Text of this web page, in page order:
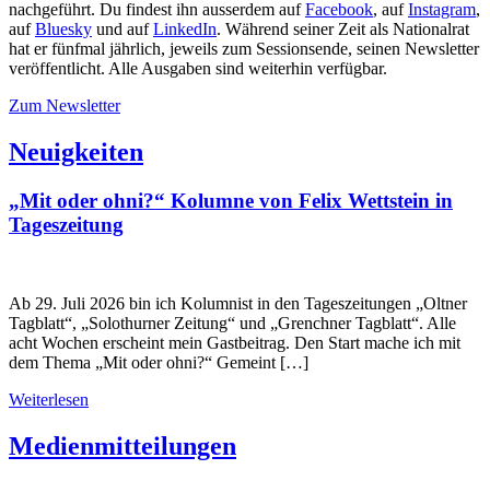
nachgeführt. Du findest ihn ausserdem aufFacebook, aufInstagram,
aufBluesky und aufLinkedIn. Während seiner Zeit als Nationalrat
hat er fünfmal jährlich, jeweils zum Sessionsende, seinen Newsletter
veröffentlicht. Alle Ausgaben sind weiterhin verfügbar.
Zum Newsletter
Neuigkeiten
„Mit oder ohni?“ Kolumne von Felix Wettstein in
Tageszeitung
Ab 29. Juli 2026 bin ich Kolumnist in den Tageszeitungen „Oltner
Tagblatt“, „Solothurner Zeitung“ und „Grenchner Tagblatt“. Alle
acht Wochen erscheint mein Gastbeitrag. Den Start mache ich mit
dem Thema „Mit oder ohni?“ Gemeint […]
Weiterlesen
Medienmitteilungen